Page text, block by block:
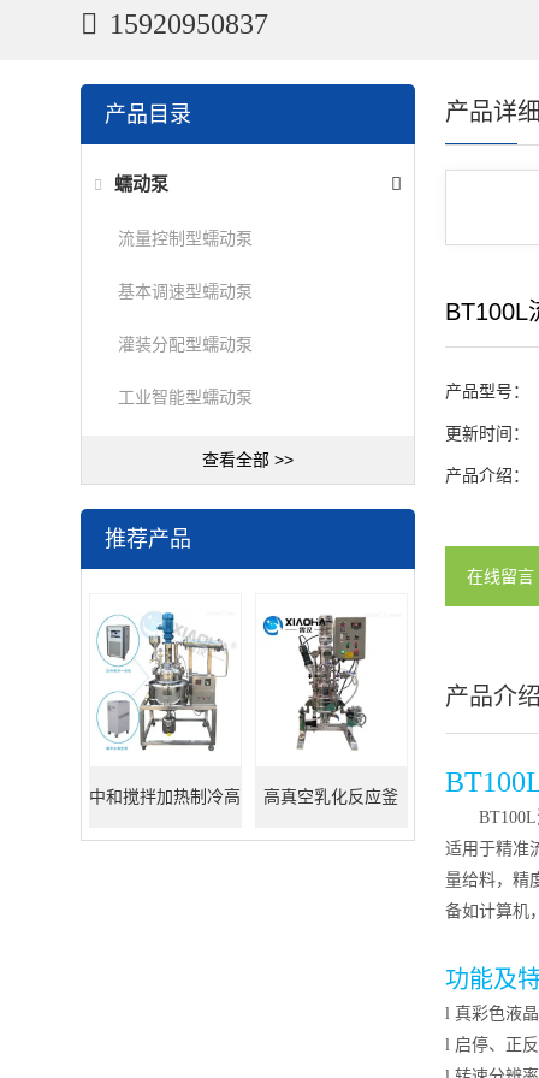
15920950837
产品目录
蠕动泵
流量控制型蠕动泵
基本调速型蠕动泵
灌装分配型蠕动泵
工业智能型蠕动泵
查看全部 >>
推荐产品
中和搅拌加热制冷高 高真空乳化反应釜
产品详
BT100L
产品型号：
更新时间：
产品介绍：
在线留言
产品介
BT100L流
适用于精准
量给料，精
备如计算机
功能及
l 真彩色液
l 启停、正